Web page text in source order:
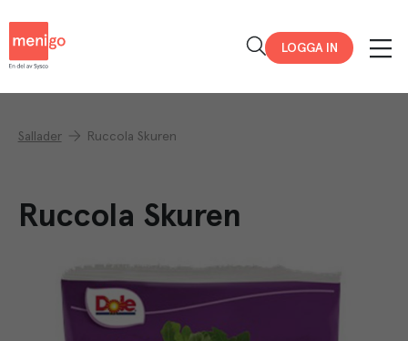
LOGGA IN
Sallader Ruccola Skuren
Ruccola Skuren